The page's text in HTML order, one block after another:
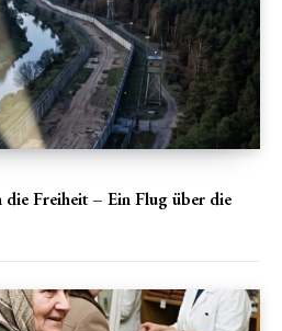
Freiheit – Ein Flug über die